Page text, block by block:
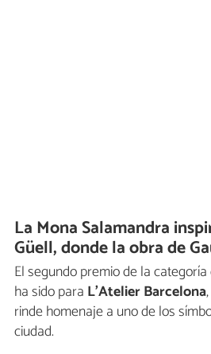
La Mona Salamandra
Güell, donde la obra de
El segundo premio de la
ha sido para L'Atelier Barcelona
rinde homenaje a uno de los
ciudad.